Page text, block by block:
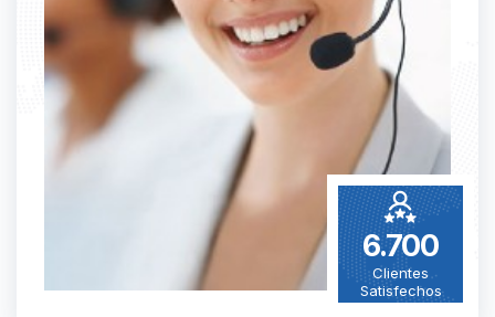
6.700
Clientes
Satisfechos